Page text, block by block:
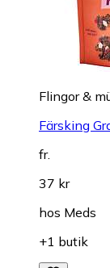
Flingor &
Färsking
fr.
37 kr
hos Meds
+1 butik